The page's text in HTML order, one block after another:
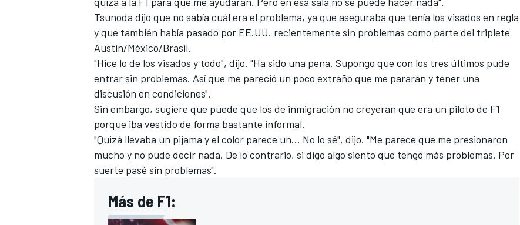
Tsunoda dijo que no sabía cuál era el problema, ya que aseguraba que tenía los visados en regla
y que también había pasado por EE.UU. recientemente sin problemas como parte del triplete
Austin/México/Brasil.
"Hice lo de los visados y todo", dijo. "Ha sido una pena. Supongo que con los tres últimos pude
entrar sin problemas. Así que me pareció un poco extraño que me pararan y tener una
discusión en condiciones".
Sin embargo, sugiere que puede que los de inmigración no creyeran que era un piloto de F1
porque iba vestido de forma bastante informal.
"Quizá llevaba un pijama y el color parece un... No lo sé", dijo. "Me parece que me presionaron
mucho y no pude decir nada. De lo contrario, si digo algo siento que tengo más problemas. Por
suerte pasé sin problemas".
Más de F1: